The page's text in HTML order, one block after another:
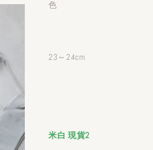
色
23～24cm
米白 現貨2